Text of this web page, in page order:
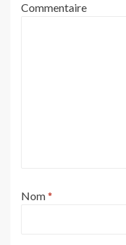
Commentaire
Nom*